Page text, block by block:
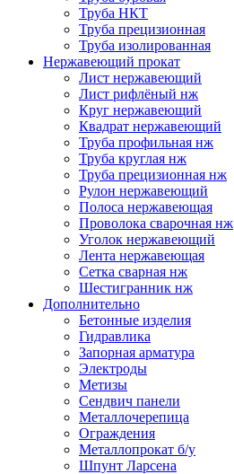
Труба НКТ
Труба прецизионная
Труба изолированная
Нержавеющий прокат
Лист нержавеющий
Лист рифлёный нж
Круг нержавеющий
Квадрат нержавеющий
Труба профильная нж
Труба круглая нж
Труба прецизионная нж
Рулон нержавеющий
Полоса нержавеющая
Проволока сварочная нж
Уголок нержавеющий
Лента нержавеющая
Сетка сварная нж
Шестигранник нж
Дополнительно
Бетонные изделия
Гидравлика
Запорная арматура
Электроды
Метизы
Сендвич панели
Металлочерепица
Ограждения
Металлопрокат б/у
Шпунт Ларсена